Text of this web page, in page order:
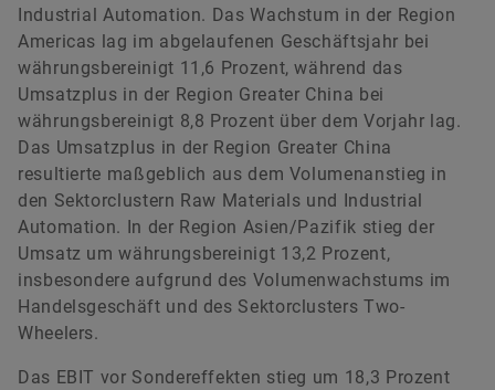
Industrial Automation. Das Wachstum in der Region
Americas lag im abgelaufenen Geschäftsjahr bei
währungsbereinigt 11,6 Prozent, während das
Umsatzplus in der Region Greater China bei
währungsbereinigt 8,8 Prozent über dem Vorjahr lag.
Das Umsatzplus in der Region Greater China
resultierte maßgeblich aus dem Volumenanstieg in
den Sektorclustern Raw Materials und Industrial
Automation. In der Region Asien/Pazifik stieg der
Umsatz um währungsbereinigt 13,2 Prozent,
insbesondere aufgrund des Volumenwachstums im
Handelsgeschäft und des Sektorclusters Two-
Wheelers.
Das EBIT vor Sondereffekten stieg um 18,3 Prozent